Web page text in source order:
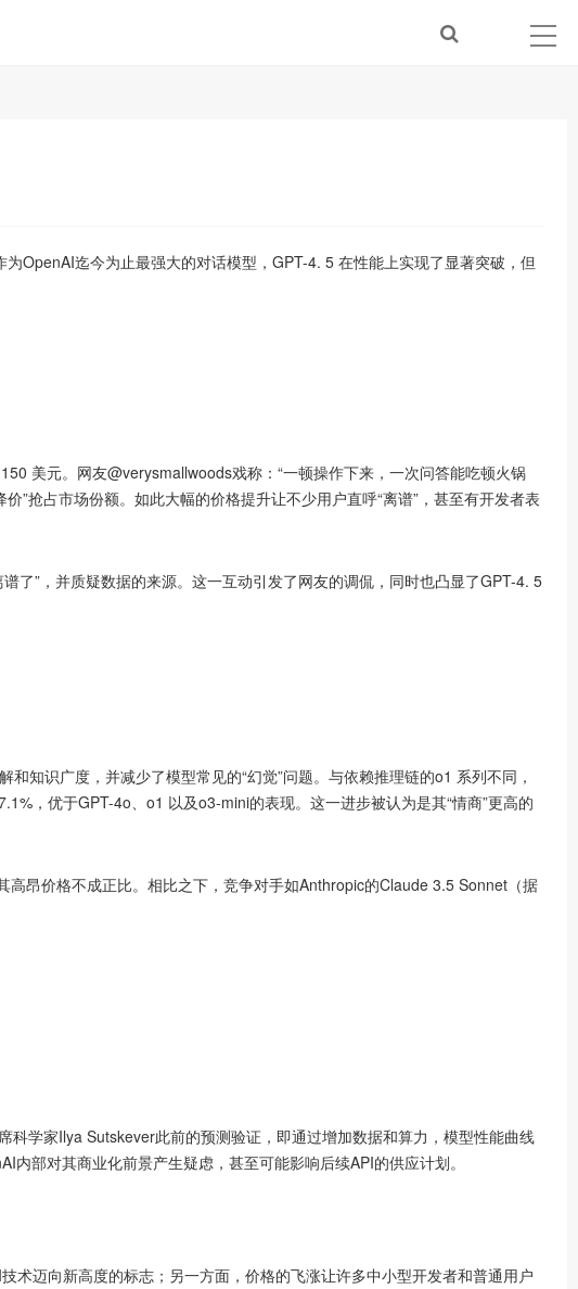
为OpenAI迄今为止最强大的对话模型，GPT-4. 5 在性能上实现了显著突破，但
美元。网友@verysmallwoods戏称：“一顿操作下来，一次问答能吃顿火锅
”抢占市场份额。如此大幅的价格提升让不少用户直呼“离谱”，甚至有开发者表
了”，并质疑数据的来源。这一互动引发了网友的调侃，同时也凸显了GPT-4. 5
知识广度，并减少了模型常见的“幻觉”问题。与依赖推理链的o1 系列不同，
，优于GPT-4o、o1 以及o3-mini的表现。这一进步被认为是其“情商”更高的
昂价格不成正比。相比之下，竞争对手如Anthropic的Claude 3.5 Sonnet（据
科学家Ilya Sutskever此前的预测验证，即通过增加数据和算力，模型性能曲线
部对其商业化前景产生疑虑，甚至可能影响后续API的供应计划。
术迈向新高度的标志；另一方面，价格的飞涨让许多中小型开发者和普通用户